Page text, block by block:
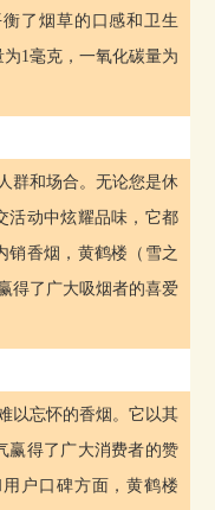
了烟草的口感和卫生
1毫克，一氧化碳量为
群和场合。无论您是休
活动中炫耀品味，它都
销香烟，黄鹤楼（雪之
得了广大吸烟者的喜爱
以忘怀的香烟。它以其
赢得了广大消费者的赞
户口碑方面，黄鹤楼